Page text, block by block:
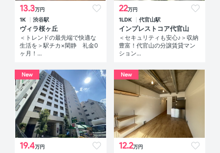
13.3万円
1K 渋谷駅
ヴィラ桜ヶ丘
＜トレンドの最先端で快適な
生活を＞駅チカ×閑静 礼金0
ヶ月！...
22万円
1LDK 代官山駅
インプレストコア代官山
＜セキュリティも安心♪＞収納
豊富！代官山の分譲賃貸マン
ション...
New
19.4万円
New
12.2万円